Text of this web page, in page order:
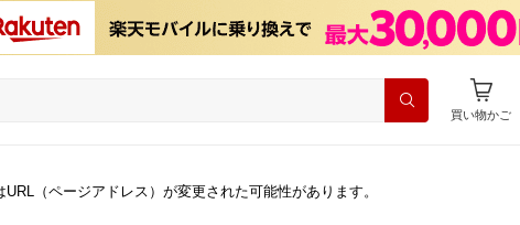
買い物かご
（ページアドレス）が変更された可能性があります。